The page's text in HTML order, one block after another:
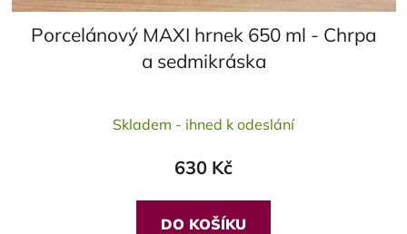
Porcelánový MAXI hrnek 650 ml - Chrpa
a sedmikráska
hodnocení
je
5,0
z
Skladem - ihned k odeslání
630 Kč
DO KOŠÍKU